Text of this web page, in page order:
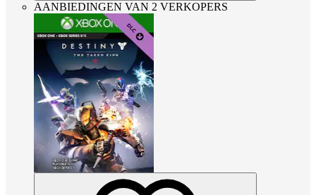
AANBIEDINGEN VAN 2 VERKOPERS